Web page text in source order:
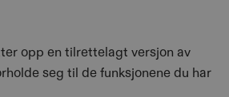
opp en tilrettelagt versjon av
seg til de funksjonene du har